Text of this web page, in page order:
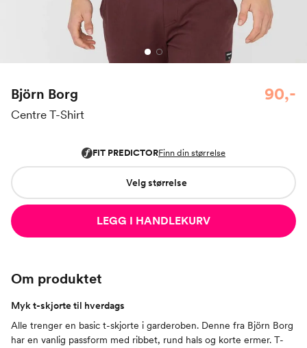
Björn Borg
Centre T-Shirt
90,-
Velg størrelse
LEGG I HANDLEKURV
Om produktet
Myk t-skjorte til hverdags
Alle trenger en basic t-skjorte i garderoben. Denne fra Björn Borg
har en vanlig passform med ribbet, rund hals og korte ermer. T-